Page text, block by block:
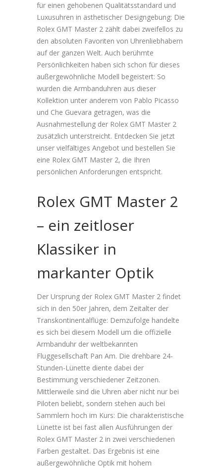
für einen gehobenen Qualitätsstandard und
Luxusuhren in ästhetischer Designgebung: Die
Rolex GMT Master 2 zählt dabei zweifellos zu
den absoluten Favoriten von Uhrenliebhabern
auf der ganzen Welt. Auch berühmte
Persönlichkeiten haben sich schon für dieses
außergewöhnliche Modell begeistert: So
wurden die Armbanduhren aus dieser
Kollektion unter anderem von Pablo Picasso
und Che Guevara getragen, was die
Ausnahmestellung der Rolex GMT Master 2
zusätzlich unterstreicht. Entdecken Sie jetzt
unser vielfältiges Angebot und bestellen Sie
eine Rolex GMT Master 2, die Ihren
persönlichen Anforderungen entspricht.
Rolex GMT Master 2
– ein zeitloser
Klassiker in
markanter Optik
Der Ursprung der Rolex GMT Master 2 findet
sich in den 50er Jahren, dem Zeitalter der
Transkontinentalflüge: Demzufolge handelte
es sich bei diesem Modell um die offizielle
Armbanduhr der weltbekannten
Fluggesellschaft Pan Am. Die drehbare 24-
Stunden-Lünette diente dabei der
Bestimmung verschiedener Zeitzonen.
Mittlerweile sind die Uhren aber nicht nur bei
Piloten beliebt, sondern stehen auch bei
Sammlern hoch im Kurs: Die charakteristische
Lünette ist bei fast allen Ausführungen der
Rolex GMT Master 2 in zwei verschiedenen
Farben gestaltet. Das Ergebnis ist eine
außergewöhnliche Optik mit hohem